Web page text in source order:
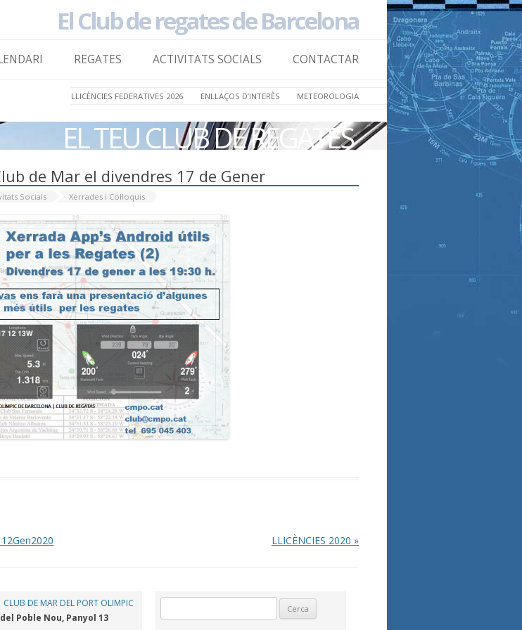
El Club de regates de Barcelona
Skip to
content
REGATES ACTIVITATS SOCIALS CONTACTAR
LLICÈNCIES FEDERATIVES 2026 ENLLAÇOS D’INTERÈS METEOROLOGIA
EL TEU CLUB DE REGATES
de Mar el divendres 17 de Gener
Socials Xerrades i Col·loquis
LLICÈNCIES 2020 »
DE MAR DEL PORT OLIMPIC
Poble Nou, Panyol 13